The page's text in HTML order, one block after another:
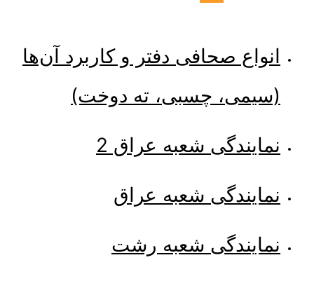
صحافی دفتر و کاربرد آن‌ها
چسبی، ته دوخت)
شعبه عراق 2
شعبه عراق
شعبه رشت